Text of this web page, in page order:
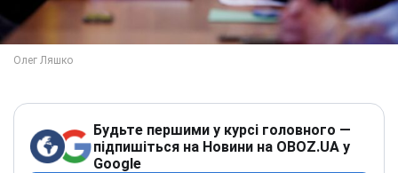
Будьте першими у курсі головного —
підпишіться на Новини на OBOZ.UA у
Google